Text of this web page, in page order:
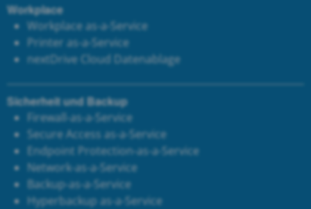
Workplace
Workplace as-a-Service
Printer as-a-Service
nextDrive Cloud Datenablage
Sicherheit und Backup
Firewall-as-a-Service
Secure Access as-a-Service
Endpoint Protection-as-a-Service
Network-as-a-Service
Backup-as-a-Service
Hyperbackup as-a-Service